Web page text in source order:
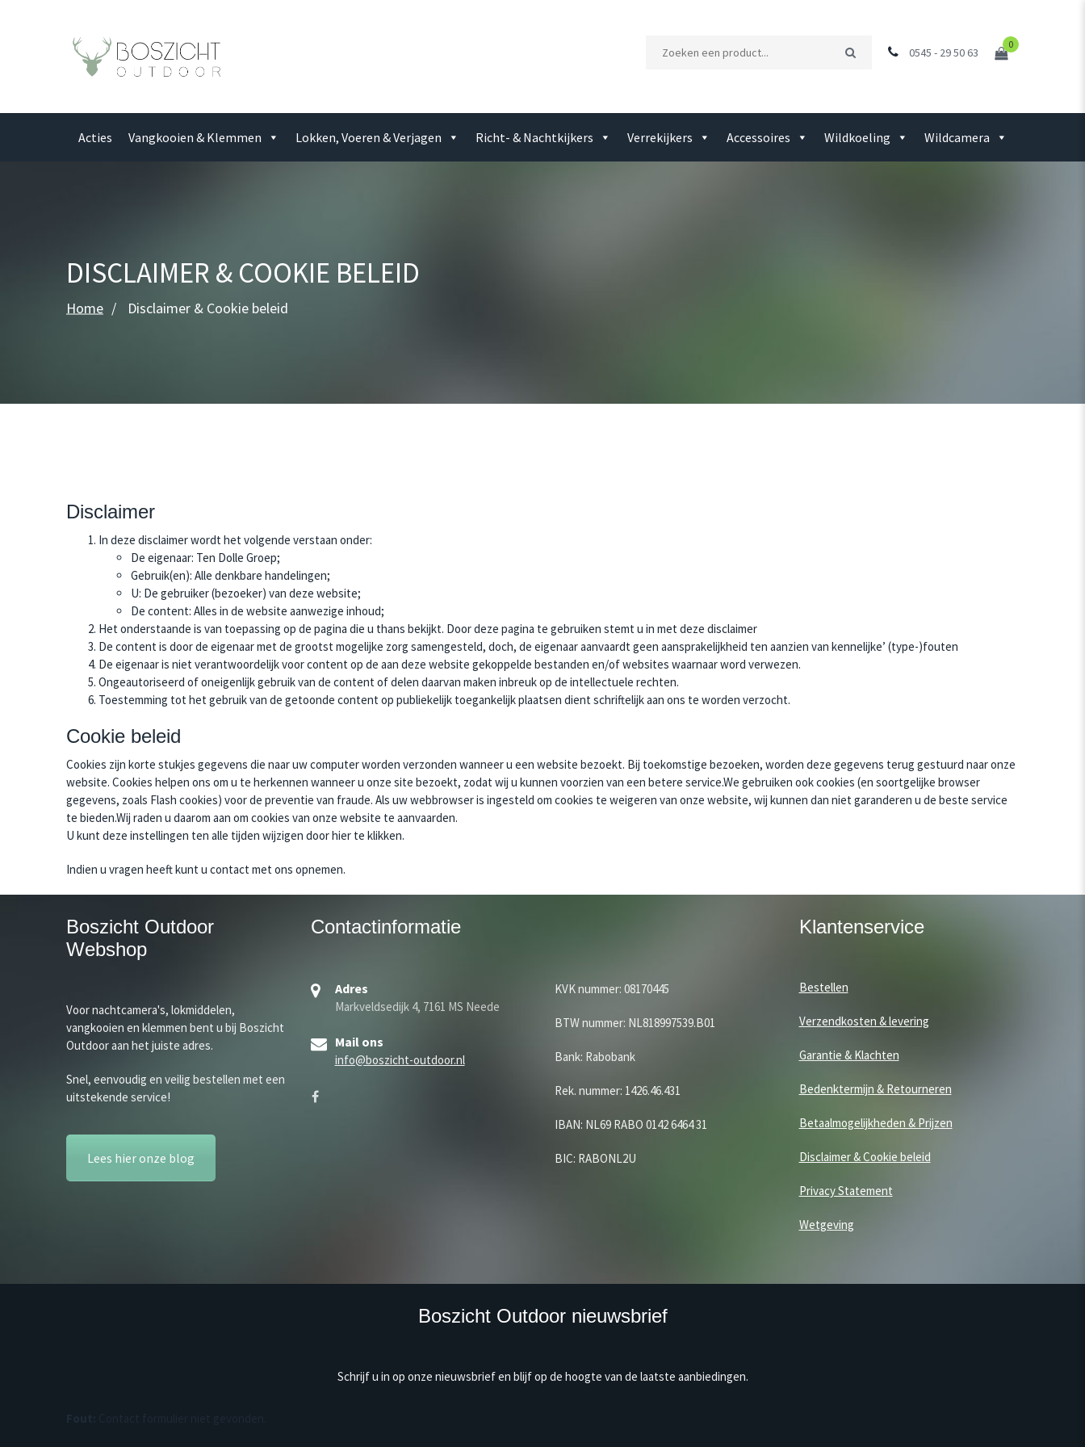
0545 - 29 50 63
0
Acties Vangkooien & Klemmen Lokken, Voeren & Verjagen Richt- & Nachtkijkers Verrekijkers Accessoires Wildkoeling Wildcamera
DISCLAIMER & COOKIE BELEID
Home Disclaimer & Cookie beleid
Disclaimer
In deze disclaimer wordt het volgende verstaan onder:
De eigenaar: Ten Dolle Groep;
Gebruik(en): Alle denkbare handelingen;
U: De gebruiker (bezoeker) van deze website;
De content: Alles in de website aanwezige inhoud;
Het onderstaande is van toepassing op de pagina die u thans bekijkt. Door deze pagina te gebruiken stemt u in met deze disclaimer
De content is door de eigenaar met de grootst mogelijke zorg samengesteld, doch, de eigenaar aanvaardt geen aansprakelijkheid ten aanzien van kennelijke’ (type-)fouten
De eigenaar is niet verantwoordelijk voor content op de aan deze website gekoppelde bestanden en/of websites waarnaar word verwezen.
Ongeautoriseerd of oneigenlijk gebruik van de content of delen daarvan maken inbreuk op de intellectuele rechten.
Toestemming tot het gebruik van de getoonde content op publiekelijk toegankelijk plaatsen dient schriftelijk aan ons te worden verzocht.
Cookie beleid
Cookies zijn korte stukjes gegevens die naar uw computer worden verzonden wanneer u een website bezoekt. Bij toekomstige bezoeken, worden deze gegevens terug gestuurd naar onze
website. Cookies helpen ons om u te herkennen wanneer u onze site bezoekt, zodat wij u kunnen voorzien van een betere service.We gebruiken ook cookies (en soortgelijke browser
gegevens, zoals Flash cookies) voor de preventie van fraude. Als uw webbrowser is ingesteld om cookies te weigeren van onze website, wij kunnen dan niet garanderen u de beste service
te bieden.Wij raden u daarom aan om cookies van onze website te aanvaarden.
U kunt deze instellingen ten alle tijden wijzigen door hier te klikken.
Indien u vragen heeft kunt u contact met ons opnemen.
Boszicht Outdoor
Webshop
Voor nachtcamera's, lokmiddelen,
vangkooien en klemmen bent u bij Boszicht
Outdoor aan het juiste adres.
Snel, eenvoudig en veilig bestellen met een
uitstekende service!
Lees hier onze blog
Contactinformatie
Adres
Markveldsedijk 4, 7161 MS Neede
Mail ons
info@boszicht-outdoor.nl
KVK nummer: 08170445
BTW nummer: NL818997539.B01
Bank: Rabobank
Rek. nummer: 1426.46.431
IBAN: NL69 RABO 0142 6464 31
BIC: RABONL2U
Klantenservice
Bestellen
Verzendkosten & levering
Garantie & Klachten
Bedenktermijn & Retourneren
Betaalmogelijkheden & Prijzen
Disclaimer & Cookie beleid
Privacy Statement
Wetgeving
Boszicht Outdoor nieuwsbrief
Schrijf u in op onze nieuwsbrief en blijf op de hoogte van de laatste aanbiedingen.